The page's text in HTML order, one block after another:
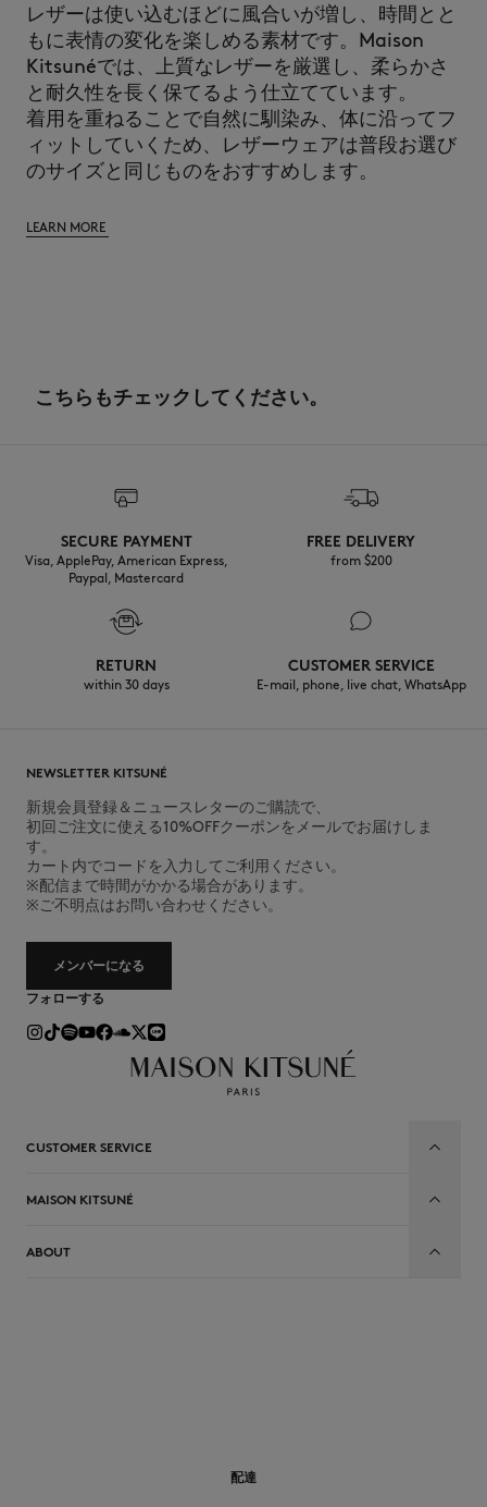
レザーは使い込むほどに風合いが増し、時間とと
もに表情の変化を楽しめる素材です。Maison
Kitsunéでは、上質なレザーを厳選し、柔らかさ
と耐久性を長く保てるよう仕立てています。
着用を重ねることで自然に馴染み、体に沿ってフ
ィットしていくため、レザーウェアは普段お選び
のサイズと同じものをおすすめします。
LEARN MORE
こちらもチェックしてください。
SECURE PAYMENT
Visa, ApplePay, American Express,
Paypal, Mastercard
FREE DELIVERY
from $200
RETURN
within 30 days
CUSTOMER SERVICE
E-mail, phone, live chat, WhatsApp
NEWSLETTER KITSUNÉ
新規会員登録＆ニュースレターのご購読で、
初回ご注文に使える10%OFFクーポンをメールでお届けしま
す。
カート内でコードを入力してご利用ください。
※配信まで時間がかかる場合があります。
※ご不明点はお問い合わせください。
メンバーになる
フォローする
CUSTOMER SERVICE
MAISON KITSUNÉ
ABOUT
配達